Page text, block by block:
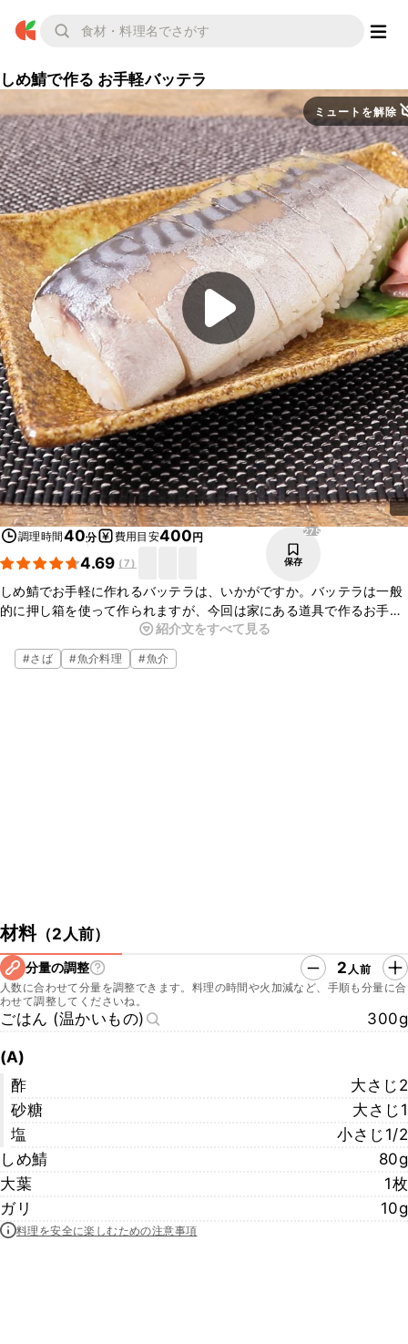
しめ鯖で作る お手軽バッテラ
ミュートを解除
調理時間40分 費用目安400円
4.69 (7)
275
保存
しめ鯖でお手軽に作れるバッテラは、いかがですか。バッテラは一般
的に押し箱を使って作られますが、今回は家にある道具で作るお手軽
レシピのご紹介です。酢が効いた脂ののったしめ鯖と酢飯がよく合
い、とってもおいしいですよ。ぜひお試しください。
紹介文をすべて見る
#さば #魚介料理 #魚介
材料（2人前）
分量の調整 2 人前
人数に合わせて分量を調整できます。料理の時間や火加減など、手順も分量に合
わせて調整してくださいね。
ごはん (温かいもの) 300g
(A)
酢
大さじ2
砂糖
大さじ1
塩
小さじ1/2
しめ鯖
80g
大葉
1枚
ガリ
10g
料理を安全に楽しむための注意事項